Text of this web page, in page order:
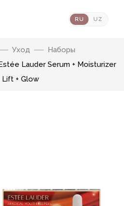
RU UZ
Уход
Наборы
Lauder Serum + Moisturizer
Lift + Glow